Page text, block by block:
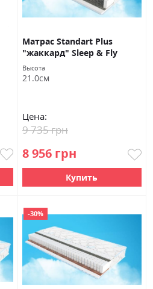
Матрас Standart Plus
"жаккард" Sleep & Fly
Высота
21.0см
Цена:
8 956 грн
9 735 грн
Купить
-30%